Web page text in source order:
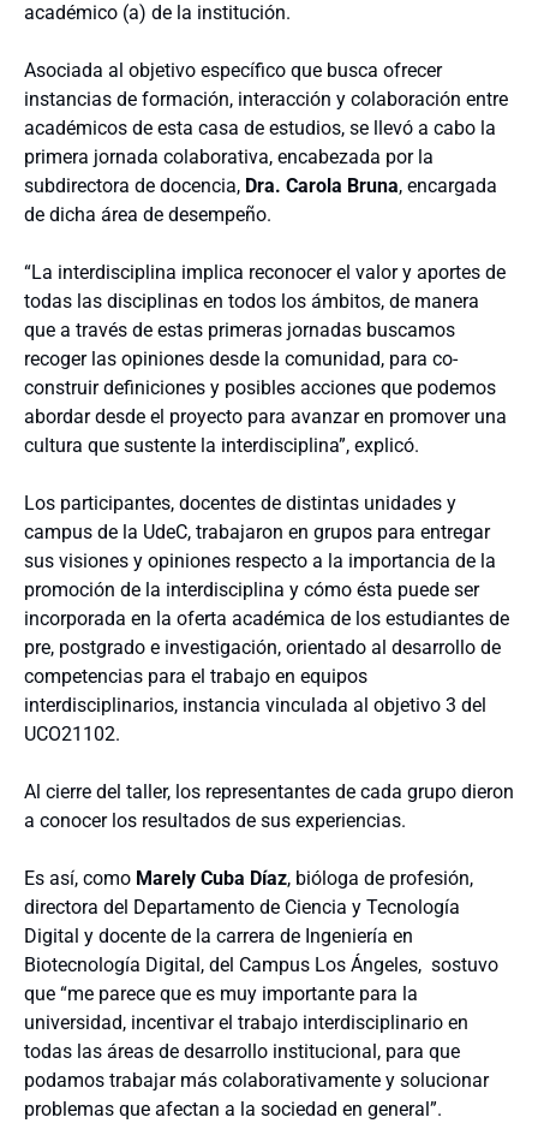
académico (a) de la institución.
Asociada al objetivo específico que busca ofrecer
instancias de formación, interacción y colaboración entre
académicos de esta casa de estudios, se llevó a cabo la
primera jornada colaborativa, encabezada por la
subdirectora de docencia, Dra. Carola Bruna, encargada
de dicha área de desempeño.
“La interdisciplina implica reconocer el valor y aportes de
todas las disciplinas en todos los ámbitos, de manera
que a través de estas primeras jornadas buscamos
recoger las opiniones desde la comunidad, para co-
construir definiciones y posibles acciones que podemos
abordar desde el proyecto para avanzar en promover una
cultura que sustente la interdisciplina”, explicó.
Los participantes, docentes de distintas unidades y
campus de la UdeC, trabajaron en grupos para entregar
sus visiones y opiniones respecto a la importancia de la
promoción de la interdisciplina y cómo ésta puede ser
incorporada en la oferta académica de los estudiantes de
pre, postgrado e investigación, orientado al desarrollo de
competencias para el trabajo en equipos
interdisciplinarios, instancia vinculada al objetivo 3 del
UCO21102.
Al cierre del taller, los representantes de cada grupo dieron
a conocer los resultados de sus experiencias.
Es así, como Marely Cuba Díaz, bióloga de profesión,
directora del Departamento de Ciencia y Tecnología
Digital y docente de la carrera de Ingeniería en
Biotecnología Digital, del Campus Los Ángeles, sostuvo
que “me parece que es muy importante para la
universidad, incentivar el trabajo interdisciplinario en
todas las áreas de desarrollo institucional, para que
podamos trabajar más colaborativamente y solucionar
problemas que afectan a la sociedad en general”.